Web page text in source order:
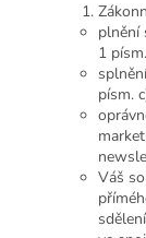
plnění
1
písm.
Váš